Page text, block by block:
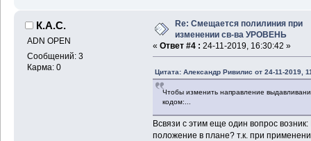
К.А.С.
ADN OPEN
Сообщений: 3
Карма: 0
Re: Смещается полилиния при
изменении св-ва УРОВЕНЬ
« Ответ #4 : 24-11-2019, 16:30:42 »
Цитата: Александр Ривилис от 24-11-2019,
Чтобы изменить направление
кодом:...
Всвязи с этим еще один вопрос
положение в плане? т.к. при